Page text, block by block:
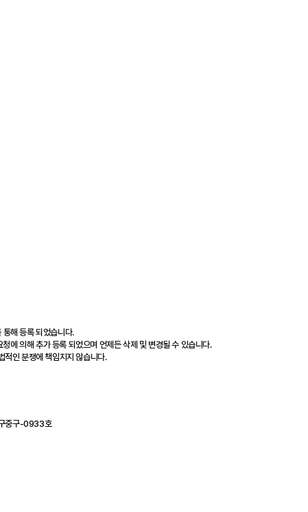
통해 등록 되었습니다.
에 의해 추가 등록 되었으며 언제든 삭제 및 변경될 수 있습니다.
적인 분쟁에 책임지지 않습니다.
중구-0933호